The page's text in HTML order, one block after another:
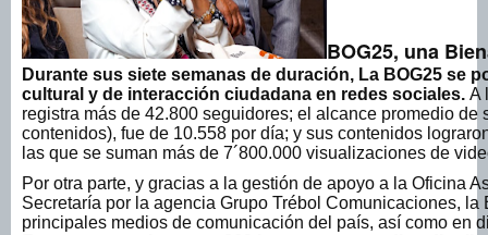
BOG25, una
Durante sus siete semanas de duración, La BOG25 se
cultural y de interacción ciudadana en redes sociales. A
registra más de 42.800 seguidores; el alcance promedio de
contenidos), fue de 10.558 por día; y sus contenidos
las que se suman más de 7´800.000 visualizaciones de
Por otra parte, y gracias a la gestión de apoyo a la Oficina
Secretaría por la agencia Grupo Trébol Comunicaciones,
principales medios de comunicación del país, así como en